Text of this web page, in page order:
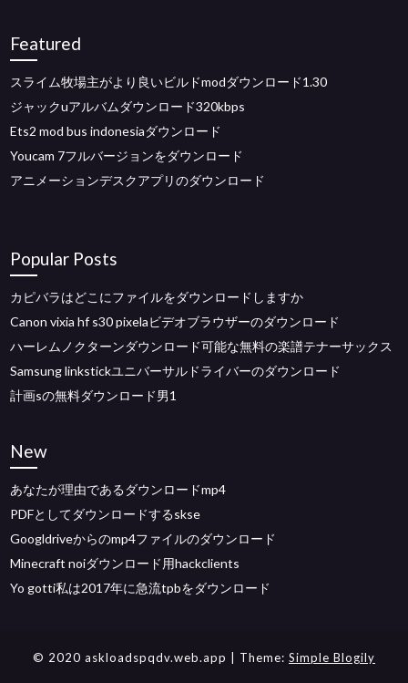
Featured
スライム牧場主がより良いビルドmodダウンロード1.30
ジャックuアルバムダウンロード320kbps
Ets2 mod bus indonesiaダウンロード
Youcam 7フルバージョンをダウンロード
アニメーションデスクアプリのダウンロード
Popular Posts
カピバラはどこにファイルをダウンロードしますか
Canon vixia hf s30 pixelaビデオブラウザーのダウンロード
ハーレムノクターンダウンロード可能な無料の楽譜テナーサックス
Samsung linkstickユニバーサルドライバーのダウンロード
計画sの無料ダウンロード男1
New
あなたが理由であるダウンロードmp4
PDFとしてダウンロードするskse
Googldriveからのmp4ファイルのダウンロード
Minecraft noiダウンロード用hackclients
Yo gotti私は2017年に急流tpbをダウンロード
© 2020 askloadspqdv.web.app | Theme: Simple Blogily